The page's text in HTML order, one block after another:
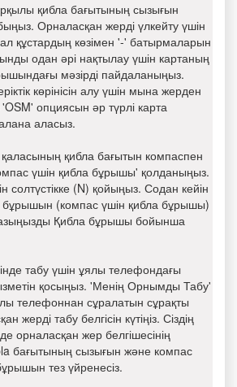
қибла бағытының сызығын
Орналасқан жерді үлкейту үшін
құстардың көзімен '-' батырмаларын
одан әрі нақтылау үшін картаның
мәзірді пайдаланыңыз.
көрінісін алу үшін мына жерден
опциясын әр түрлі карта
аласыз.
қаласының қибла бағытын компаспен
үшін қибла бұрышы' қолданыңыз.
солтүстікке (N) қойыңыз. Содан кейін
бұрышын (компас үшін қибла бұрышы)
Қибла бұрышы бойынша
табу үшін ұялы телефондағы
қосыңыз. 'Менің Орнымды Табу'
телефоннан сұралатын сұрақты
жерді табу белгісін күтіңіз. Сіздің
орналасқан жер белгішесінің
бағытының сызығын және компас
тез үйренесіз.